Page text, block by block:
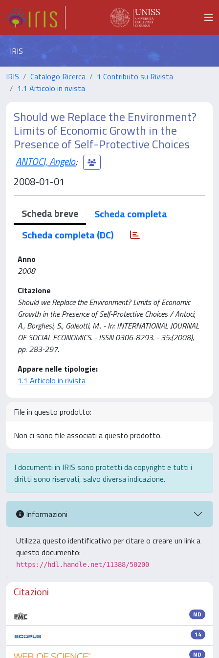
IRIS
IRIS Catalogo Ricerca
1 Contributo su Rivista
1.1 Articolo in rivista
Should we Replace the Environment?
Limits of Economic Growth in the
Presence of Self-Protective Choices
ANTOCI, Angelo;
2008-01-01
Scheda breve
Scheda completa
Scheda completa (DC)
Anno
2008
Citazione
Should we Replace the Environment? Limits of Economic
Growth in the Presence of Self-Protective Choices / Antoci,
A., Borghesi, S., Galeotti, M.. - In: INTERNATIONAL JOURNAL
OF SOCIAL ECONOMICS. - ISSN 0306-8293. - 35:(2008),
pp. 283-297.
Appare nelle tipologie:
1.1 Articolo in rivista
File in questo prodotto:
Non ci sono file associati a questo prodotto.
I documenti in IRIS sono protetti da copyright e tutti i
diritti sono riservati, salvo diversa indicazione.
Informazioni
Utilizza questo identificativo per citare o creare un link a
questo documento:
https://hdl.handle.net/11388/50200
Citazioni
ND
14
ND